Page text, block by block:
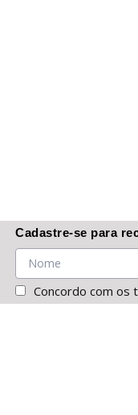
Cadastre-se para
Concordo com os